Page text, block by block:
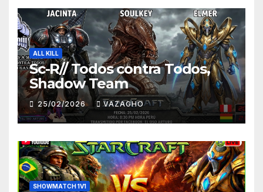
ALL KILL
Sc-R// Todos contra Todos,
Shadow Team
25/02/2026 VAZAGHO
SHOWMATCH 1V1